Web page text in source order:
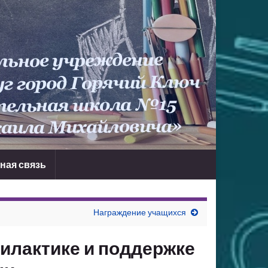
связь
Награждение учащихся
и поддержке